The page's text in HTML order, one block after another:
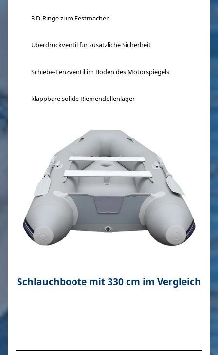
3 D-Ringe zum Festmachen
Überdruckventil für zusätzliche Sicherheit
Schiebe-Lenzventil im Boden des Motorspiegels
klappbare solide Riemendollenlager
Schlauchboote mit 330 cm im Vergleich